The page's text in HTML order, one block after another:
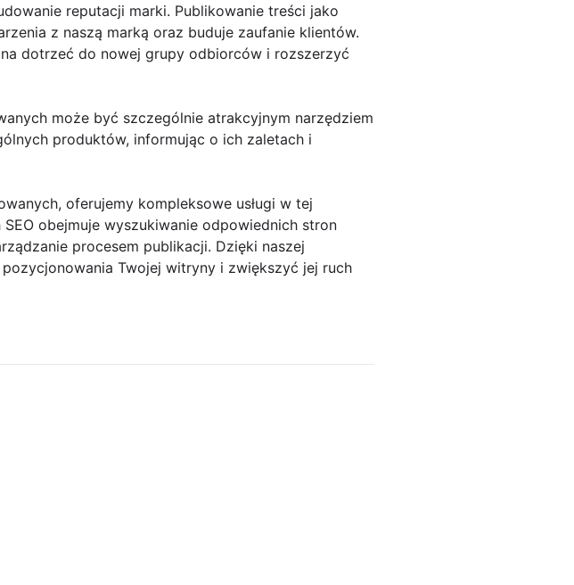
reputacji marki. Publikowanie treści jako
z naszą marką oraz buduje zaufanie klientów.
dotrzeć do nowej grupy odbiorców i rozszerzyć
może być szczególnie atrakcyjnym narzędziem
produktów, informując o ich zaletach i
oferujemy kompleksowe usługi w tej
obejmuje wyszukiwanie odpowiednich stron
procesem publikacji. Dzięki naszej
Twojej witryny i zwiększyć jej ruch